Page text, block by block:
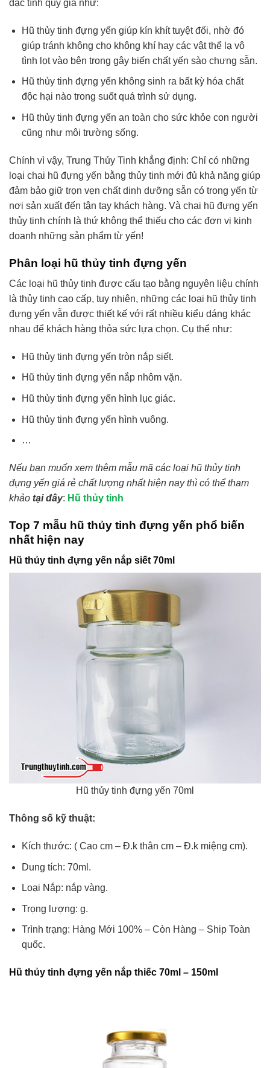
đặc tính quý giá như:
Hũ thủy tinh đựng yến giúp kín khít tuyệt đối, nhờ đó
giúp tránh không cho không khí hay các vật thể lạ vô
tình lọt vào bên trong gây biến chất yến sào chưng sẵn.
Hũ thủy tinh đựng yến không sinh ra bất kỳ hóa chất
độc hại nào trong suốt quá trình sử dụng.
Hũ thủy tinh đựng yến an toàn cho sức khỏe con người
cũng như môi trường sống.
Chính vì vậy, Trung Thủy Tinh khẳng định: Chỉ có những
loại chai hũ đựng yến bằng thủy tinh mới đủ khả năng giúp
đảm bảo giữ trọn vẹn chất dinh dưỡng sẵn có trong yến từ
nơi sản xuất đến tận tay khách hàng. Và chai hũ đựng yến
thủy tinh chính là thứ không thể thiếu cho các đơn vị kinh
doanh những sản phẩm từ yến!
Phân loại hũ thủy tinh đựng yến
Các loại hũ thủy tinh được cấu tạo bằng nguyên liệu chính
là thủy tinh cao cấp, tuy nhiên, những các loại hũ thủy tinh
đựng yến vẫn được thiết kế với rất nhiều kiểu dáng khác
nhau để khách hàng thỏa sức lựa chọn. Cụ thể như:
Hũ thủy tinh đựng yến tròn nắp siết.
Hũ thủy tinh đựng yến nắp nhôm vặn.
Hũ thủy tinh đựng yến hình lục giác.
Hũ thủy tinh đựng yến hình vuông.
…
Nếu bạn muốn xem thêm mẫu mã các loại hũ thủy tinh
đựng yến giá rẻ chất lượng nhất hiện nay thì có thể tham
khảo tại đây: Hũ thủy tinh
Top 7 mẫu hũ thủy tinh đựng yến phổ biến
nhất hiện nay
Hũ thủy tinh đựng yến nắp siết 70ml
Hũ thủy tinh đựng yến 70ml
Thông số kỹ thuật:
Kích thước: ( Cao cm – Đ.k thân cm – Đ.k miệng cm).
Dung tích: 70ml.
Loại Nắp: nắp vàng.
Trọng lượng: g.
Trình trạng: Hàng Mới 100% – Còn Hàng – Ship Toàn
quốc.
Hũ thủy tinh đựng yến nắp thiếc 70ml – 150ml